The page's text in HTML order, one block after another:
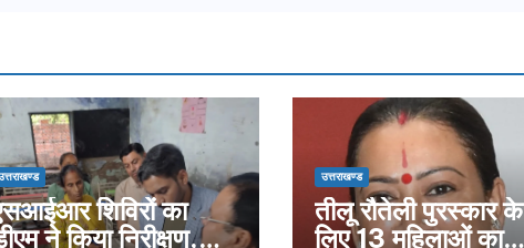
शिविरों का
ने किया निरीक्षण,
उत्तराखण्ड
तीलू रौतेली पुरस्कार के
लिए 13 महिलाओं का